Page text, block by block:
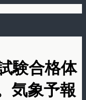
験合格体
気象予報